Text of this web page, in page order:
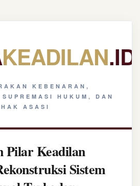
KEADILAN.ID
KEBENARAN,
HUKUM, DAN
HAK ASASI
Pilar Keadilan
Sistem